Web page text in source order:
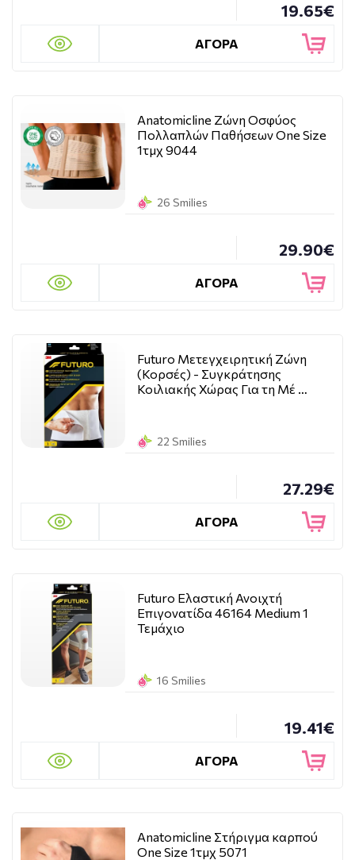
19.65€
ΑΓΟΡΑ
Anatomicline Ζώνη Οσφύος
Πολλαπλών Παθήσεων One Size
1τμχ 9044
26 Smilies
29.90€
ΑΓΟΡΑ
Futuro Μετεγχειρητική Ζώνη
(Κορσές) - Συγκράτησης
Κοιλιακής Χώρας Για τη Μέ …
22 Smilies
27.29€
ΑΓΟΡΑ
Futuro Ελαστική Ανοιχτή
Επιγονατίδα 46164 Medium 1
Τεμάχιο
16 Smilies
19.41€
ΑΓΟΡΑ
Anatomicline Στήριγμα καρπού
One Size 1τμχ 5071